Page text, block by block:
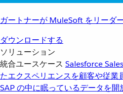
ガートナーが MuleSoft をリーダ
ダウンロードする
ソリューション
統合ユースケース Salesforce
たエクスペリエンスを顧客や従業
SAP の中に眠っているデータを